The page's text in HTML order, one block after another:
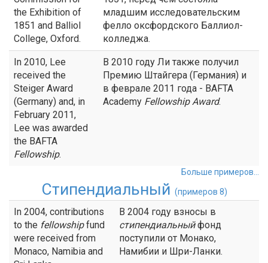
the Exhibition of
1851 and Balliol
College, Oxford.
младшим исследовательским
фелло оксфордского Баллиол-
колледжа.
In 2010, Lee
received the
Steiger Award
(Germany) and, in
February 2011,
Lee was awarded
the BAFTA
Fellowship.
В 2010 году Ли также получил
Премию Штайгера (Германия) и
в феврале 2011 года - BAFTA
Academy FellowshipAward.
Больше примеров...
Стипендиальный (примеров 8)
In 2004, contributions
to the fellowshipfund
were received from
Monaco, Namibia and
В 2004 году взносы в
стипендиальныйфонд
поступили от Монако,
Намибии и Шри-Ланки.